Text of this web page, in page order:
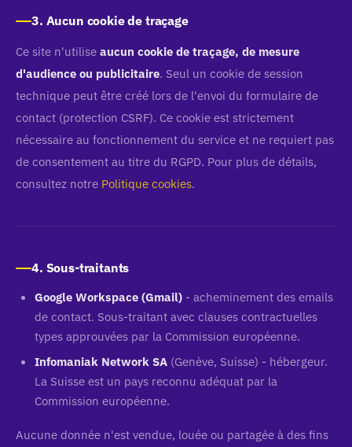
3. Aucun cookie de traçage
Ce site n'utilise aucun cookie de traçage, de mesure
d'audience ou publicitaire. Seul un cookie de session
technique peut être créé lors de l'envoi du formulaire de
contact (protection CSRF). Ce cookie est strictement
nécessaire au fonctionnement du service et ne requiert pas
de consentement au titre du RGPD. Pour plus de détails,
consultez notre Politique cookies.
4. Sous-traitants
Google Workspace (Gmail) - acheminement des emails
de contact. Sous-traitant avec clauses contractuelles
types approuvées par la Commission européenne.
Infomaniak Network SA (Genève, Suisse) - hébergeur.
La Suisse est un pays reconnu adéquat par la
Commission européenne.
Aucune donnée n'est vendue, louée ou partagée à des fins